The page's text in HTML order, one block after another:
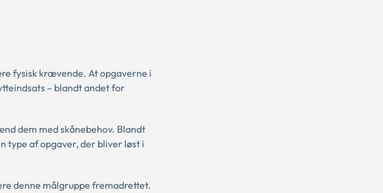
fysisk krævende. At opgaverne i
– blandt andet for
dem med skånebehov. Blandt
type af opgaver, der bliver løst i
denne målgruppe fremadrettet.